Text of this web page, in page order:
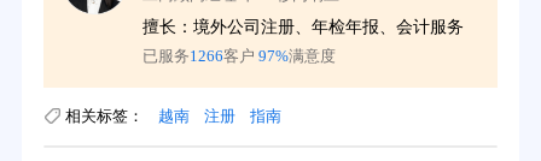
擅长：境外公司注册、年检年报、会计服务
已服务1266客户 97%满意度
相关标签： 越南 注册 指南